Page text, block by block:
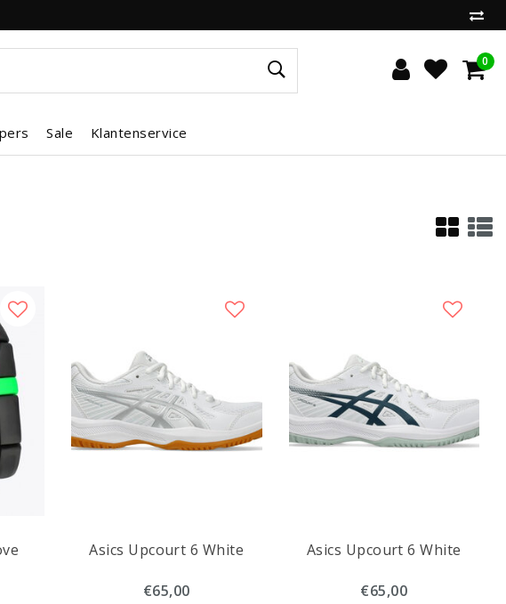
0
Sale Klantenservice
Asics Upcourt 6 White
€65,00
Asics Upcourt 6 White
€65,00